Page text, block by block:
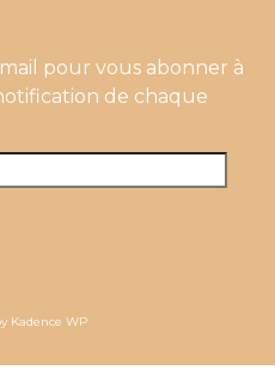
pour vous abonner à
de chaque
Kadence WP